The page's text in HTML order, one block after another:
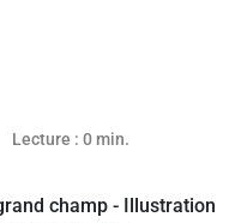
2026
Lecture : 0 min.